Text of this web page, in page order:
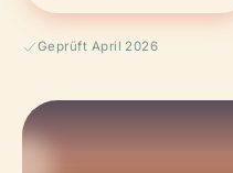
Geprüft April 2026